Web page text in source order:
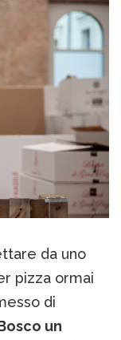
da uno
pizza ormai
di
un